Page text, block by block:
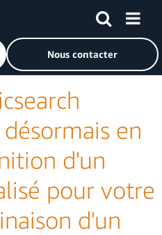
à la page d'accueil d'Amazon Web
Nous contacter
en
d'un
pour votre
d'un